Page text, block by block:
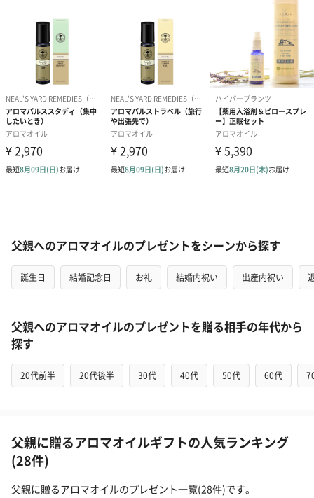
父親へのアロマオイルのプレゼントをシーンから探す
誕生日 結婚記念日 お礼 結婚内祝い 出産内祝い
父親へのアロマオイルのプレゼントを贈る相手の年代から
探す
20代前半 20代後半 30代 40代 50代 60代
父親に贈るアロマオイルギフトの人気ランキング
(28件)
父親に贈るアロマオイルのプレゼント一覧(28件)です。